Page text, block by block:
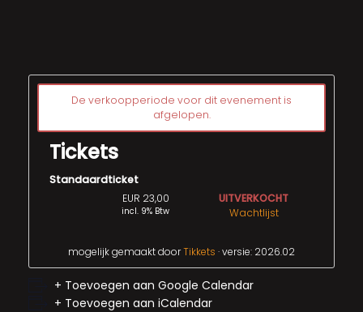
De verkoopperiode voor dit evenement is
afgelopen.
Tickets
Standaardticket
EUR 23,00
incl. 9% Btw
UITVERKOCHT
Wachtlijst
mogelijk gemaakt doorTikkets · versie: 2026.02
+ Toevoegen aan Google Calendar
+ Toevoegen aan iCalendar